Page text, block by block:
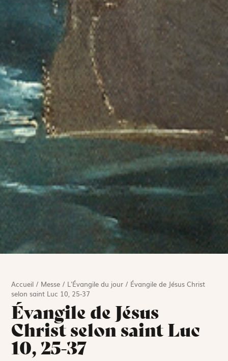
Accueil / Messe / L'Évangile du jour / Évangile de Jésus Christ
selon saint Luc 10, 25-37
Évangile de Jésus
Christ selon saint Luc
10, 25-37